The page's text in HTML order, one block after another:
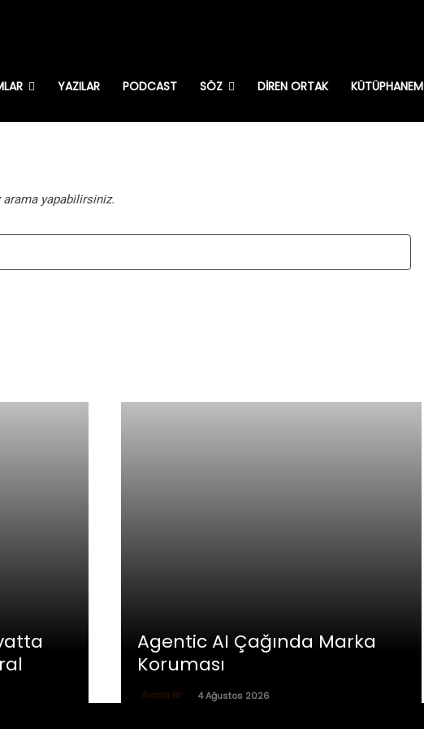
YAZILAR PODCAST SÖZ DIREN ORTAK KÜTÜPHANEM
arama yapabilirsiniz.
Agentic AI Çağında Marka
Koruması
Arada Bir 4 Ağustos 2026